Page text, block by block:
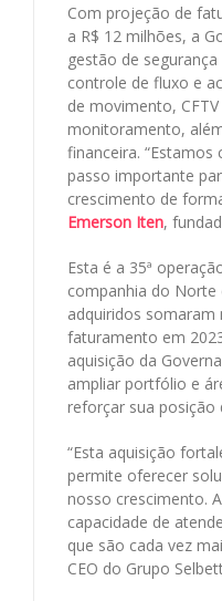
Com projeção de
a R$ 12 milhões, a
gestão de
controle de fluxo e
de movimento,
monitoramento,
financeira.
passo importante
crescimento de
Emerson Iten,
Esta é a 35ª
companhia do Norte
adquiridos somaram
faturamento em
aquisição da
ampliar portfólio e
reforçar sua posição
“Esta aquisição
permite oferecer
nosso crescimento.
capacidade de
que são cada vez
CEO do Grupo